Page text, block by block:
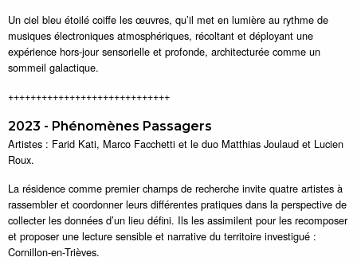
Un ciel bleu étoilé coiffe les œuvres, qu’il met en lumière au rythme de
musiques électroniques atmosphériques, récoltant et déployant une
expérience hors-jour sensorielle et profonde, architecturée comme un
sommeil galactique.
+++++++++++++++++++++++++++++
2023 - Phénomènes Passagers
Artistes : Farid Kati, Marco Facchetti et le duo Matthias Joulaud et Lucien
Roux.
La résidence comme premier champs de recherche invite quatre artistes à
rassembler et coordonner leurs différentes pratiques dans la perspective de
collecter les données d’un lieu défini. Ils les assimilent pour les recomposer
et proposer une lecture sensible et narrative du territoire investigué :
Cornillon-en-Trièves.